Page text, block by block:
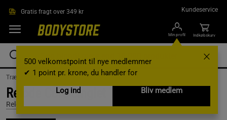
Gratis fragt over 349 kr Kundeservice
Min profil
500 velkomstpoint til nye medlemmer
✔ 1 point pr. krone, du handler for
Log ind
Bliv medlem
Indkøbskurv
Træningstøj /Træningstøj til kvinder / Træningstoppe
Relode Core Singlet Top, Black, L
Relode